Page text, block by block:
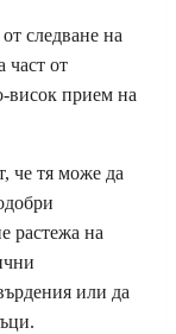
следване на
част от
висок прием на
че тя може да
растежа на
или да